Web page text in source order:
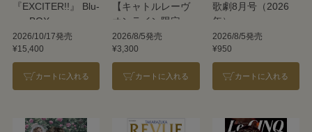
『EXCITER!!』 Blu-
ray BOX
2026/10/17発売
¥15,400
カートに入れる
【キャトルレーヴ
オンライン限定
版】TAKARAZUKA
REVUE 2026
2026/8/5発売
¥3,300
カートに入れる
歌劇8月号（2026
年）
2026/8/5発売
¥950
カートに入れる